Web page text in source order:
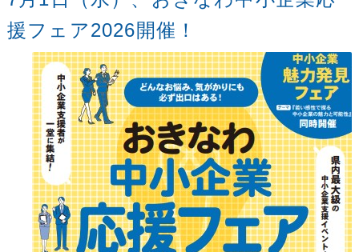
援フェア2026開催！